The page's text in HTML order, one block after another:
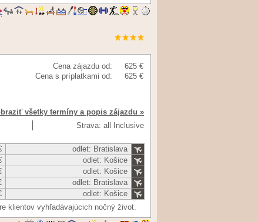
Cena zájazdu od:
625 €
Cena s príplatkami od:
625 €
všetky termíny a popis zájazdu »
Strava: all Inclusive
odlet: Bratislava
odlet: Košice
odlet: Košice
odlet: Bratislava
odlet: Košice
klientov vyhľadávajúcich nočný život.